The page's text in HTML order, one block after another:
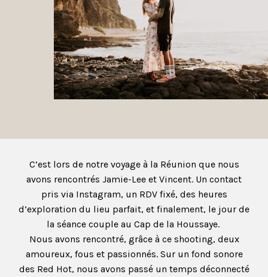
C’est lors de notre voyage à la Réunion que nous
avons rencontrés Jamie-Lee et Vincent. Un contact
pris via Instagram, un RDV fixé, des heures
d’exploration du lieu parfait, et finalement, le jour de
la séance couple au Cap de la Houssaye.
Nous avons rencontré, grâce à ce shooting, deux
amoureux, fous et passionnés. Sur un fond sonore
des Red Hot, nous avons passé un temps déconnecté